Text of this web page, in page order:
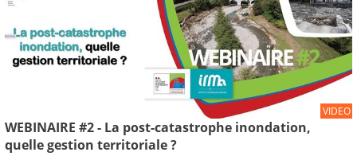
VIDEO
WEBINAIRE #2 - La post-catastrophe inondation,
quelle gestion territoriale ?